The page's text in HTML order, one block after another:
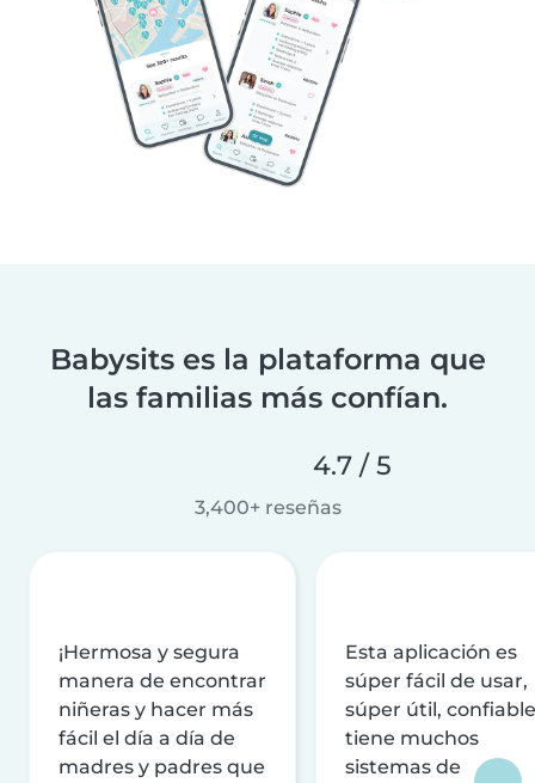
Babysits es la plataforma que
las familias más confían.
4.7 / 5
3,400+ reseñas
¡Hermosa y segura
manera de encontrar
niñeras y hacer más
fácil el día a día de
madres y padres que
Esta aplicación es
súper fácil de usar,
súper útil,
tiene muchos
sistemas de